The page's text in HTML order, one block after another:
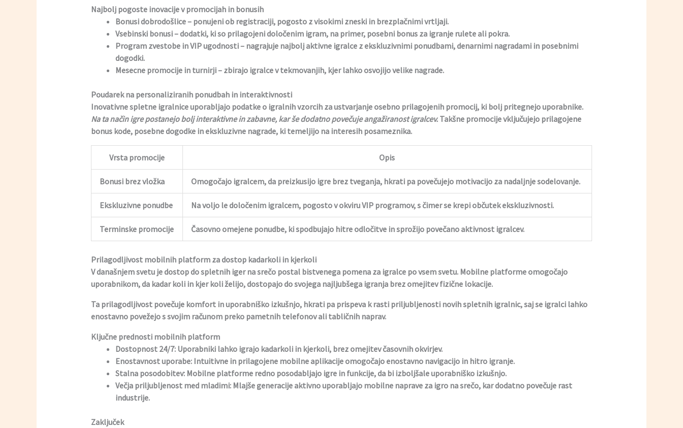
Najbolj pogoste inovacije v promocijah in bonusih
Bonusi dobrodošlice– ponujeni ob registraciji, pogosto z visokimi zneski in brezplačnimi vrtljaji.
Vsebinski bonusi– dodatki, ki so prilagojeni določenim igram, na primer, posebni bonus za igranje rulete ali pokra.
Program zvestobe in VIP ugodnosti– nagrajuje najbolj aktivne igralce z ekskluzivnimi ponudbami, denarnimi nagradami in posebnimi
dogodki.
Mesecne promocije in turnirji– zbirajo igralce v tekmovanjih, kjer lahko osvojijo velike nagrade.
Poudarek na personaliziranih ponudbah in interaktivnosti
Inovativne spletne igralnice uporabljajo podatke o igralnih vzorcih za ustvarjanje osebno prilagojenih promocij, ki bolj pritegnejo uporabnike.
Na ta način igre postanejo bolj interaktivne in zabavne, kar še dodatno povečuje angažiranost igralcev.Takšne promocije vključujejo prilagojene
bonus kode, posebne dogodke in ekskluzivne nagrade, ki temeljijo na interesih posameznika.
Vrsta promocije Opis
Bonusi brez vložka Omogočajo igralcem, da preizkusijo igre brez tveganja, hkrati pa povečujejo motivacijo za nadaljnje sodelovanje.
Ekskluzivne ponudbe Na voljo le določenim igralcem, pogosto v okviru VIP programov, s čimer se krepi občutek ekskluzivnosti.
Terminske promocije Časovno omejene ponudbe, ki spodbujajo hitre odločitve in sprožijo povečano aktivnost igralcev.
Prilagodljivost mobilnih platform za dostop kadarkoli in kjerkoli
V današnjem svetu je dostop do spletnih iger na srečo postal bistvenega pomena za igralce po vsem svetu. Mobilne platforme omogočajo
uporabnikom, da kadar koli in kjer koli želijo, dostopajo do svojega najljubšega igranja brez omejitev fizične lokacije.
Ta prilagodljivost povečuje komfort in uporabniško izkušnjo, hkrati pa prispeva k rasti priljubljenosti novih spletnih igralnic, saj se igralci lahko
enostavno povežejo s svojim računom preko pametnih telefonov ali tabličnih naprav.
Ključne prednosti mobilnih platform
Dostopnost 24/7:Uporabniki lahko igrajo kadarkoli in kjerkoli, brez omejitev časovnih okvirjev.
Enostavnost uporabe:Intuitivne in prilagojene mobilne aplikacije omogočajo enostavno navigacijo in hitro igranje.
Stalna posodobitev:Mobilne platforme redno posodabljajo igre in funkcije, da bi izboljšale uporabniško izkušnjo.
Večja priljubljenost med mladimi:Mlajše generacije aktivno uporabljajo mobilne naprave za igro na srečo, kar dodatno povečuje rast
industrije.
Zaključek